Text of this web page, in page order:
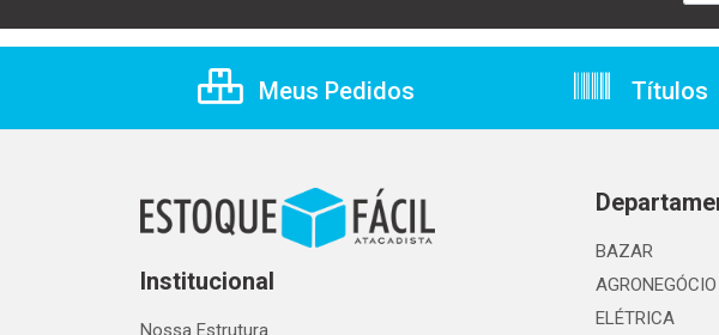
Meus Pedidos Títulos
Institucional
BAZAR
AGRONEGÓCIO
ELÉTRICA